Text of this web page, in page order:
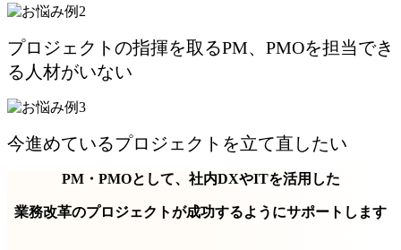
プロジェクトの指揮を取るPM、PMOを担当でき
る人材がいない
今進めているプロジェクトを立て直したい
PM・PMOとして、社内DXやITを活用した
業務改革のプロジェクトが成功するようにサポートします